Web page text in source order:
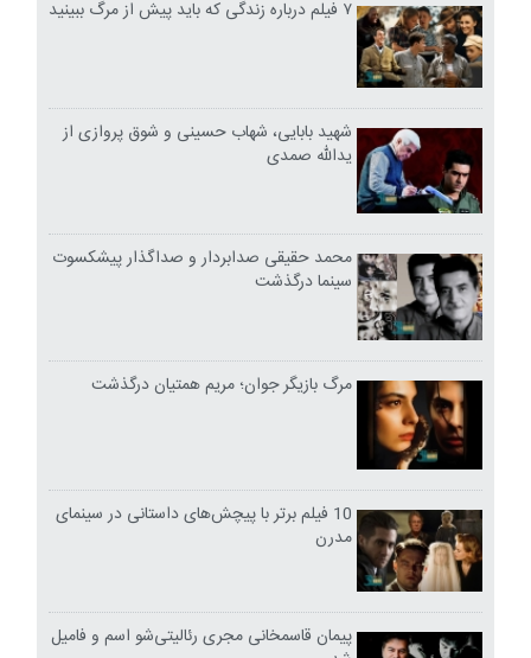
۷ فیلم درباره زندگی که باید پیش از مرگ ببینید
شهید بابایی، شهاب حسینی و شوق پروازی از
یدالله صمدی
محمد حقیقی صدابردار و صداگذار پیشکسوت
سینما درگذشت
مرگ بازیگر جوان؛ مریم همتیان درگذشت
10 فیلم برتر با پیچش‌های داستانی در سینمای
مدرن
پیمان قاسمخانی مجری رئالیتی‌شو اسم و فامیل